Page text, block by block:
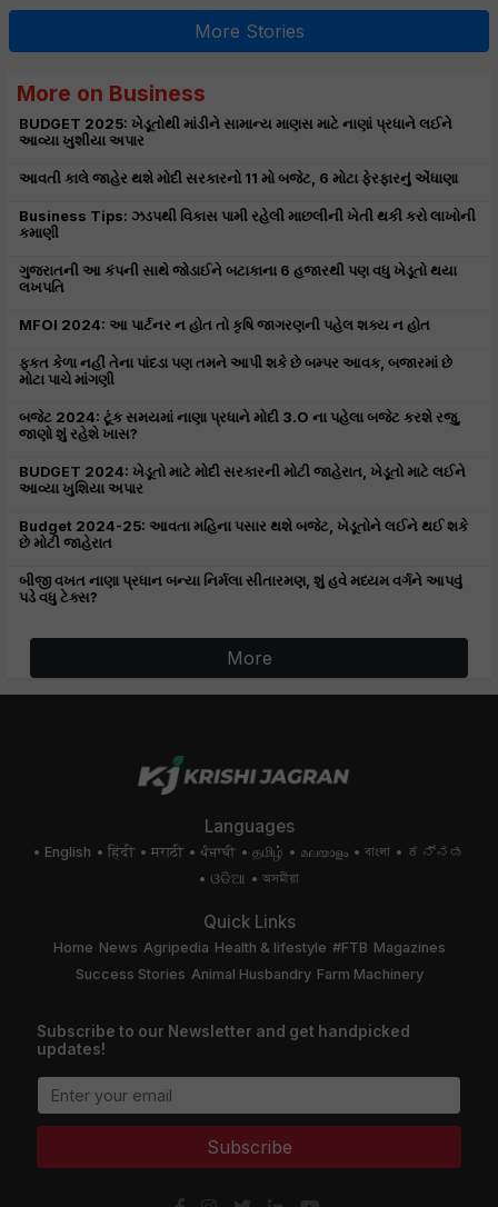
More Stories
More on Business
BUDGET 2025: ખેડૂતોથી માંડીને સામાન્ય માણસ માટે નાણાં પ્રધાને લઈને
આવ્યા ખુશીયા અપાર
આવતી કાલે જાહેર થશે મોદી સરકારનો 11 મો બજેટ, 6 મોટા ફેરફારનું એંધાણા
Business Tips: ઝડપથી વિકાસ પામી રહેલી માછલીની ખેતી થકી કરો લાખોની
કમાણી
ગુજરાતની આ કંપની સાથે જોડાઈને બટાકાના 6 હજારથી પણ વધુ ખેડૂતો થયા
લખપતિ
MFOI 2024: આ પાર્ટનર ન હોત તો કૃષિ જાગરણની પહેલ શક્ય ન હોત
ફ્કત કેળા નહીં તેના પાંદડા પણ તમને આપી શકે છે બમ્પર આવક, બજારમાં છે
મોટા પાચે માંગણી
બજેટ 2024: ટૂંક સમયમાં નાણા પ્રધાને મોદી 3.O ના પહેલા બજેટ કરશે રજુ,
જાણો શું રહેશે ખાસ?
BUDGET 2024: ખેડૂતો માટે મોદી સરકારની મોટી જાહેરાત, ખેડૂતો માટે લઈને
આવ્યા ખુશિયા અપાર
Budget 2024-25: આવતા મહિના પસાર થશે બજેટ, ખેડૂતોને લઈને થઈ શકે
છે મોટી જાહેરાત
બીજી વખત નાણા પ્રધાન બન્યા નિર્મલા સીતારમણ, શું હવે મધ્યમ વર્ગને આપવું
પડે વધુ ટેક્સ?
More
Languages
English हिंदी मराठी ਪੰਜਾਬੀ தமிழ் മലയാളം বাংলা
ಕನ್ನಡ
ଓଡିଆ
অসমীয়া
Quick Links
Home News Agripedia Health & lifestyle #FTB Magazines
Success Stories Animal Husbandry Farm Machinery
Subscribe to our Newsletter and get handpicked
updates!
Subscribe